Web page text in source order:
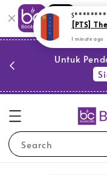
Your
Untuk
Search